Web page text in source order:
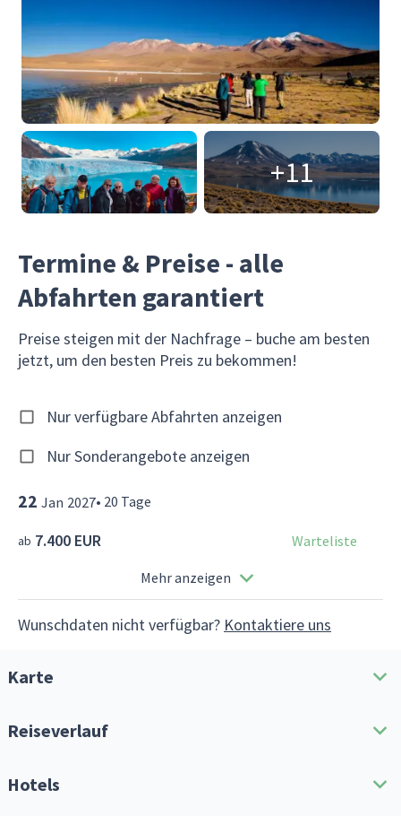
+11
Karte
Reiseverlauf
Reiseroute herunterladen
Termine & Preise - alle
Abfahrten garantiert
Preise steigen mit der Nachfrage – buche am besten
jetzt, um den besten Preis zu bekommen!
Nur verfügbare Abfahrten anzeigen
Nur Sonderangebote anzeigen
22 Jan 2027• 20 Tage
ab 7.400 EUR Warteliste
Mehr anzeigen
Wunschdaten nicht verfügbar? Kontaktiere uns
Hotels